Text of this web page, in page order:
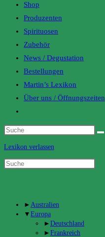
Shop
Produzenten
Spirituosen
Zubehör
News / Degustation
Bestellungen
Martin’s Lexikon
Über uns / Öffnungszeiten
website
search
Lexikon verlassen
► Australien
▼ Europa
► Deutschland
► Frankreich